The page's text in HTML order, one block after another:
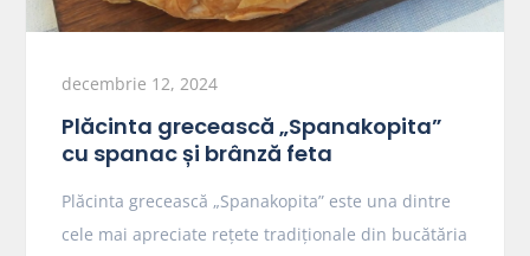
decembrie 12, 2024
Plăcinta grecească „Spanakopita”
cu spanac și brânză feta
Plăcinta grecească „Spanakopita” este una dintre
cele mai apreciate rețete tradiționale din bucătăria